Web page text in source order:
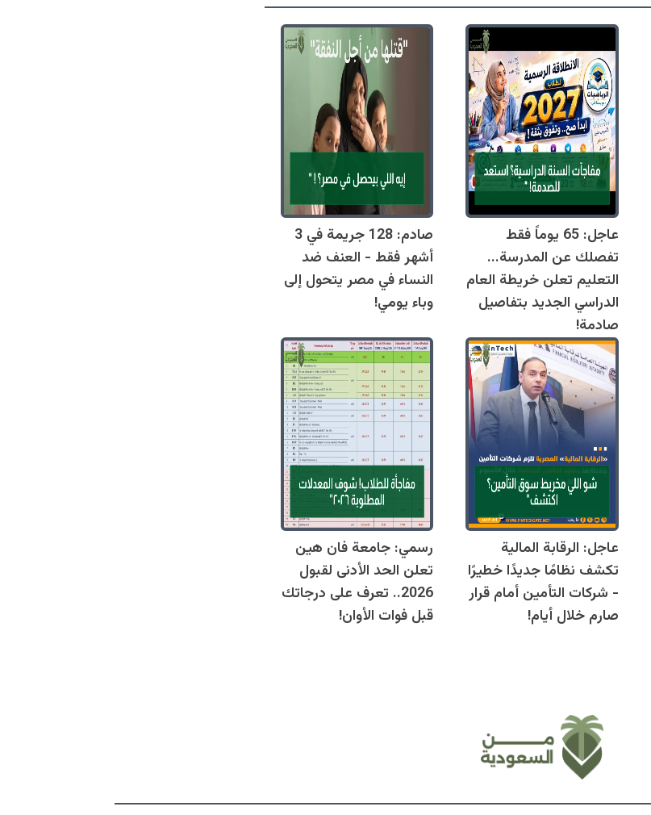
عاجل: 65 يوماً فقط
تفصلك عن المدرسة...
التعليم تعلن خريطة العام
الدراسي الجديد بتفاصيل
صادمة!
صادم: 128 جريمة في 3
أشهر فقط - العنف ضد
النساء في مصر يتحول إلى
وباء يومي!
عاجل: الرقابة المالية
تكشف نظامًا جديدًا خطيرًا
- شركات التأمين أمام قرار
صارم خلال أيام!
رسمي: جامعة فان هين
تعلن الحد الأدنى لقبول
2026.. تعرف على درجاتك
قبل فوات الأوان!